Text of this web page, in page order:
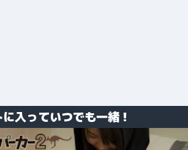
入っていつでも一緒！